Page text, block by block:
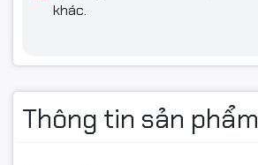
khác.
Thông tin sản phẩm